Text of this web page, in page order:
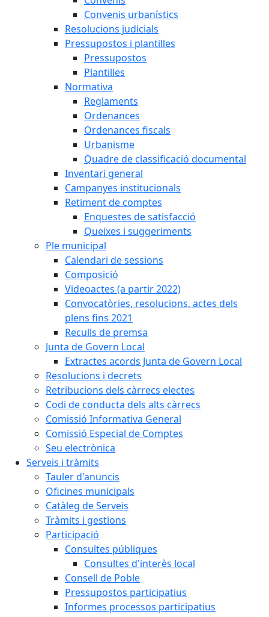
Convenis urbanístics
Resolucions judicials
Pressupostos i plantilles
Pressupostos
Plantilles
Normativa
Reglaments
Ordenances
Ordenances fiscals
Urbanisme
Quadre de classificació documental
Inventari general
Campanyes institucionals
Retiment de comptes
Enquestes de satisfacció
Queixes i suggeriments
Ple municipal
Calendari de sessions
Composició
Videoactes (a partir 2022)
Convocatòries, resolucions, actes dels
plens fins 2021
Reculls de premsa
Junta de Govern Local
Extractes acords Junta de Govern Local
Resolucions i decrets
Retribucions dels càrrecs electes
Codi de conducta dels alts càrrecs
Comissió Informativa General
Comissió Especial de Comptes
Seu electrònica
Serveis i tràmits
Tauler d'anuncis
Oficines municipals
Catàleg de Serveis
Tràmits i gestions
Participació
Consultes públiques
Consultes d'interès local
Consell de Poble
Pressupostos participatius
Informes processos participatius